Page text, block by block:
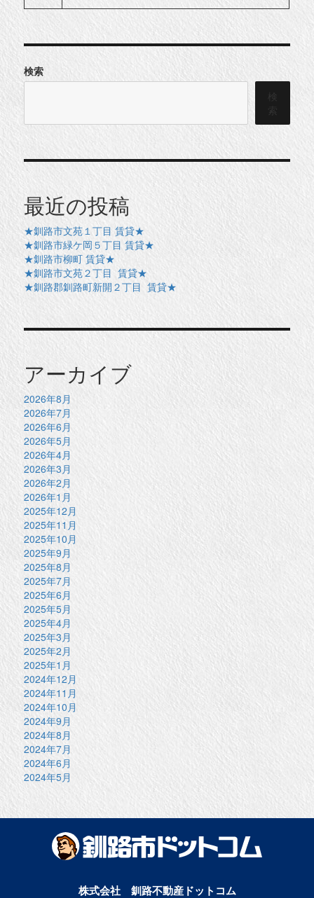
検索
検
索
最近の投稿
★釧路市文苑１丁目 賃貸★
★釧路市緑ケ岡５丁目 賃貸★
★釧路市柳町 賃貸★
★釧路市文苑２丁目 賃貸★
★釧路郡釧路町新開２丁目 賃貸★
アーカイブ
2026年8月
2026年7月
2026年6月
2026年5月
2026年4月
2026年3月
2026年2月
2026年1月
2025年12月
2025年11月
2025年10月
2025年9月
2025年8月
2025年7月
2025年6月
2025年5月
2025年4月
2025年3月
2025年2月
2025年1月
2024年12月
2024年11月
2024年10月
2024年9月
2024年8月
2024年7月
2024年6月
2024年5月
株式会社 釧路不動産ドットコム